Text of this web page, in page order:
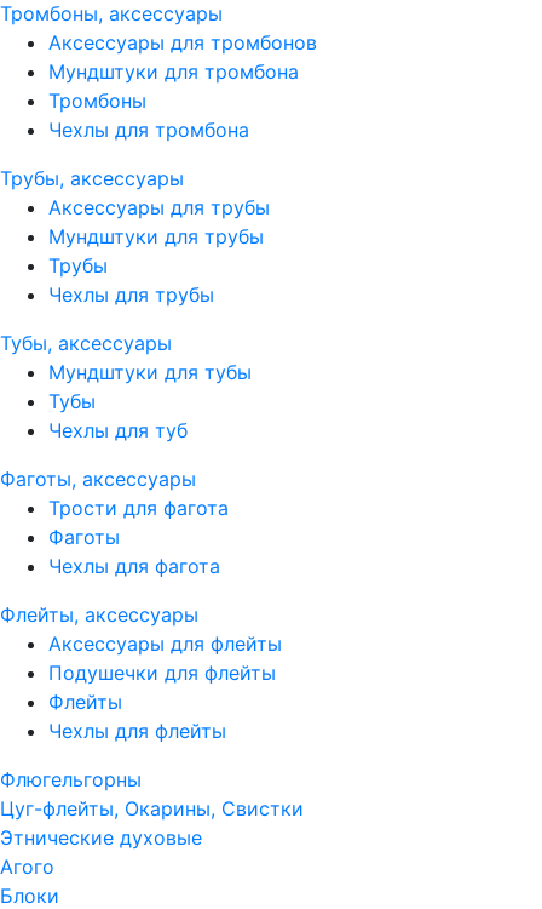
Тромбоны, аксессуары
Аксессуары для тромбонов
Мундштуки для тромбона
Тромбоны
Чехлы для тромбона
Трубы, аксессуары
Аксессуары для трубы
Мундштуки для трубы
Трубы
Чехлы для трубы
Тубы, аксессуары
Мундштуки для тубы
Тубы
Чехлы для туб
Фаготы, аксессуары
Трости для фагота
Фаготы
Чехлы для фагота
Флейты, аксессуары
Аксессуары для флейты
Подушечки для флейты
Флейты
Чехлы для флейты
Флюгельгорны
Цуг-флейты, Окарины, Свистки
Этнические духовые
Агого
Блоки